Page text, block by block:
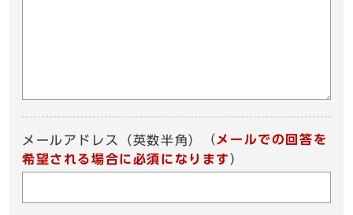
メールアドレス（英数半角） （ メールでの回答を
希望される場合に必須になります ）